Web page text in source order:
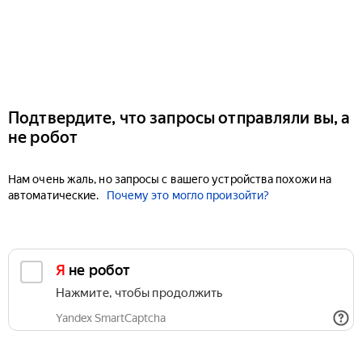
Подтвердите, что запросы отправляли вы, а
не робот
Нам очень жаль, но запросы с вашего устройства похожи на
автоматические.
Почему это могло произойти?
Я не робот
Нажмите, чтобы продолжить
Yandex SmartCaptcha